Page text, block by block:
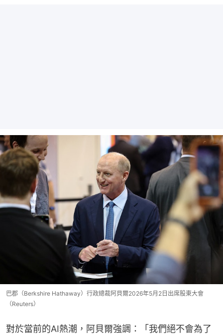
巴郡（Berkshire Hathaway）行政總裁阿貝爾2026年5月2日出席股東大會
（Reuters）
對於當前的AI熱潮，阿貝爾強調：「我們絕不會為了